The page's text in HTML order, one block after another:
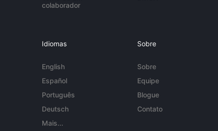
colaborador
Idiomas
English
Español
Português
Deutsch
Mais...
Sobre
Sobre
Equipe
Blogue
Contato